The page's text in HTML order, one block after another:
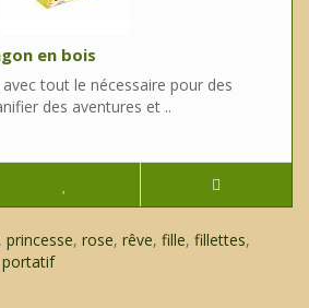
en bois
tout le nécessaire pour des
des aventures et ..
, princesse, rose, rêve, fille, fillettes,
portatif